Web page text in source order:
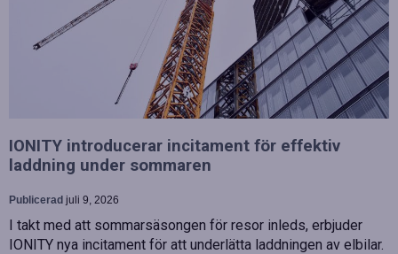
IONITY introducerar incitament för effektiv
laddning under sommaren
Publicerad juli 9, 2026
I takt med att sommarsäsongen för resor inleds, erbjuder
IONITY nya incitament för att underlätta laddningen av elbilar.